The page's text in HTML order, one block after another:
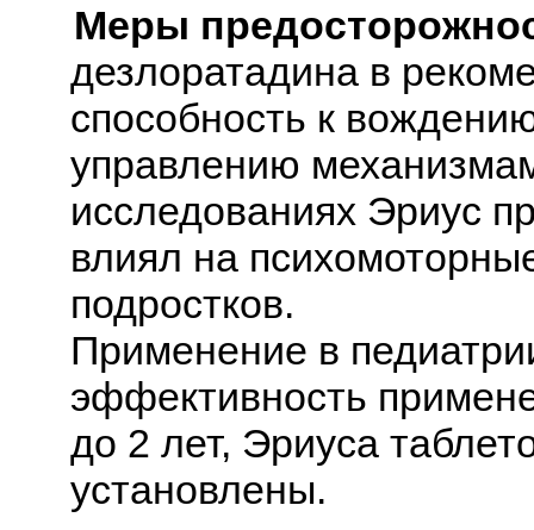
Меры
дезлоратадина в
способность к
управлению
исследованиях Эриус
влиял на
подростков.
Применение в
эффективность
до 2 лет, Эриуса
установлены.